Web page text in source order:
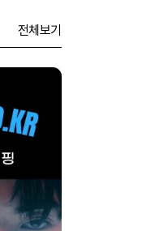
전체보기